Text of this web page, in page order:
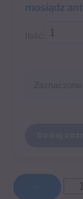
mosiądz
−
ilość